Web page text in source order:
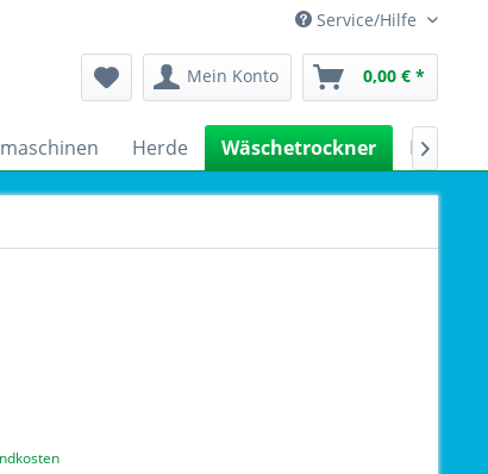
Service/Hilfe
Mein Konto 0,00 € *
Herde Wäschetrockner 